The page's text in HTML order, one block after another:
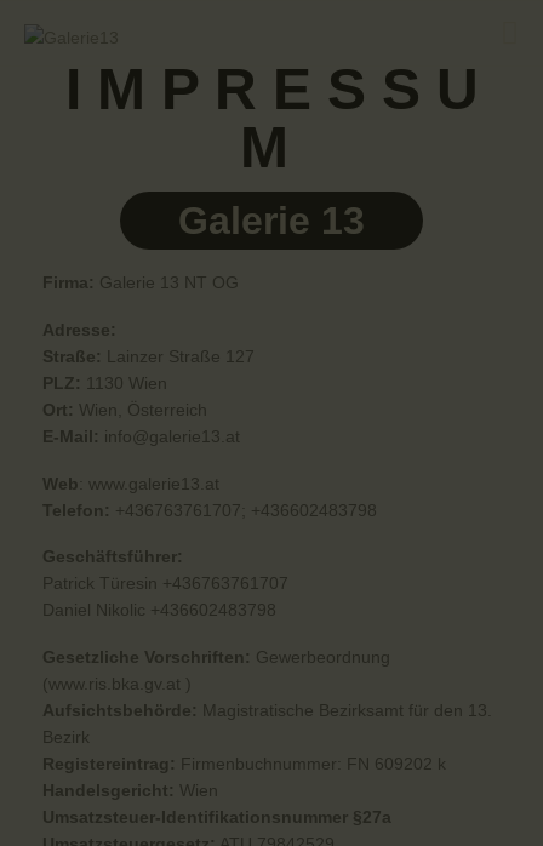
STARTSEITE
DIENSTLEISTUNGEN
SCHAURAUM
ÜBER UNS
I M P R E S S U
M
Galerie 13
Firma: Galerie 13 NT OG
Adresse:
Straße:
Lainzer Straße 127
PLZ:
1130 Wien
Ort: Wien, Österreich
E-Mail: info@galerie13.at
Web : www.galerie13.at
Telefon: +436763761707; +436602483798
Geschäftsführer:
Patrick Türesin +436763761707
Daniel Nikolic +436602483798
Gesetzliche Vorschriften: Gewerbeordnung
(www.ris.bka.gv.at )
Aufsichtsbehörde: Magistratische Bezirksamt für den 13.
Bezirk
Registereintrag: Firmenbuchnummer: FN 609202 k
Handelsgericht: Wien
Umsatzsteuer-Identifikationsnummer §27a